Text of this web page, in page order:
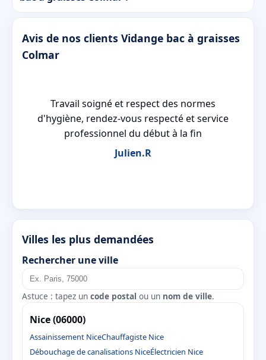
Avis de nos clients Vidange bac à graisses
Colmar
Travail soigné et respect des normes
d'hygiène, rendez-vous respecté et service
professionnel du début à la fin
Julien.R
Villes les plus demandées
Rechercher une ville
Astuce : tapez un code postal ou un nom de ville.
Nice (06000)
Assainissement NiceChauffagiste Nice
Débouchage de canalisations NiceÉlectricien Nice